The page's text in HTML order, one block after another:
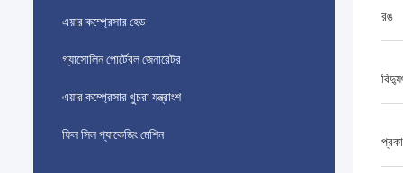
এয়ার কম্প্রেসার হেড
গ্যাসোলিন পোর্টেবল জেনারেটর
এয়ার কম্প্রেসার খুচরা যন্ত্রাংশ
ফিল সিল প্যাকেজিং মেশিন
রঙ